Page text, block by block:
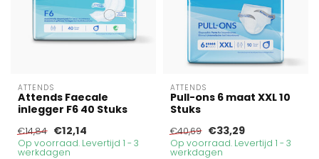
ATTENDS
Attends Faecale
inlegger F6 40 Stuks
€14,84 €12,14
Op voorraad. Levertijd 1 - 3
werkdagen
ATTENDS
Pull-ons 6 maat XXL 10
Stuks
€40,69 €33,29
Op voorraad. Levertijd 1 - 3
werkdagen